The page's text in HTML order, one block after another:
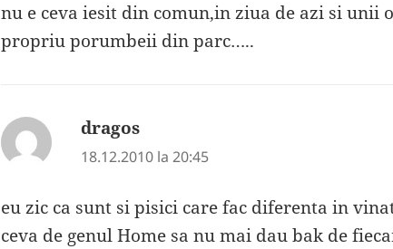
nu e ceva iesit din comun,in ziua de azi si unii
propriu porumbeii din parc…..
dragos
18.12.2010 la 20:45
eu zic ca sunt si pisici care fac diferenta in
ceva de genul Home sa nu mai dau bak de